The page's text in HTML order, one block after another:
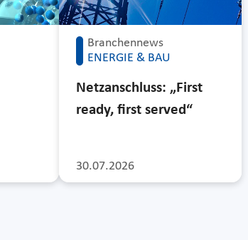
Branchennews
ENERGIE & BAU
30.07.2026
Netzanschluss: „First
ready, first served“